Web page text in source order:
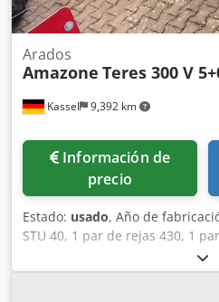
Kassel 9,392 km
Arados
Amazone Teres 300 V
Información de
precio
Estado: usado, Año de
STU 40, 1 par de rejas 430, 1
par / vástago de abridor previo
para protección hidráulica
previo M2, 1 par / soportes